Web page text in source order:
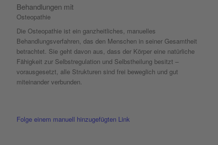
Behandlungen mit
Osteopathie
Die Osteopathie ist ein ganzheitliches, manuelles
Behandlungsverfahren, das den Menschen in seiner Gesamtheit
betrachtet. Sie geht davon aus, dass der Körper eine natürliche
Fähigkeit zur Selbstregulation und Selbstheilung besitzt –
vorausgesetzt, alle Strukturen sind frei beweglich und gut
miteinander verbunden.
Folge einem manuell hinzugefügten Link